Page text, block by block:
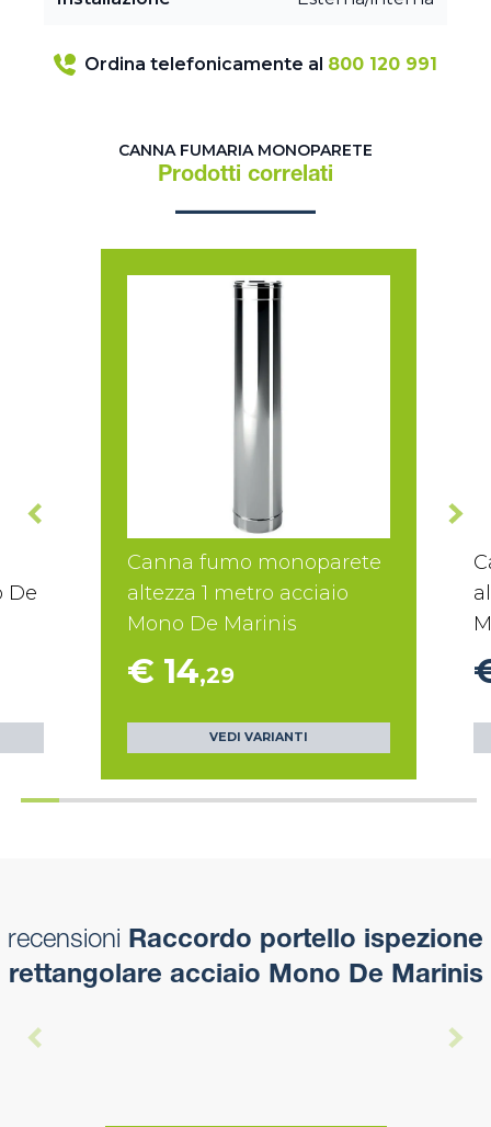
Ordina telefonicamente al 800 120 991
CANNA FUMARIA MONOPARETE
Prodotti correlati
De
Canna fumo monoparete
altezza 1 metro acciaio
Mono De Marinis
€ 14,29
VEDI VARIANTI
recensioni Raccordo portello ispezione
rettangolare acciaio Mono De Marinis